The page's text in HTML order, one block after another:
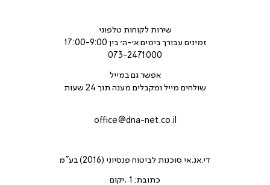
שירות לקוחות טלפוני
זמינים עבורך בימים א׳-ה׳ בין 17:00-9:00
073-2471000
אפשר גם במייל
שולחים מייל ומקבלים מענה תוך 24 שעות
office@dna-net.co.il
די.אנ.אי סוכנות לביטוח פנסיוני (2016) בע"מ
כתובת: 1 ,יקום